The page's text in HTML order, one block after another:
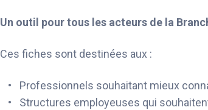
Un outil pour tous les acteurs de la
Ces fiches sont destinées aux :
Professionnels souhaitant mieux
Structures employeuses qui